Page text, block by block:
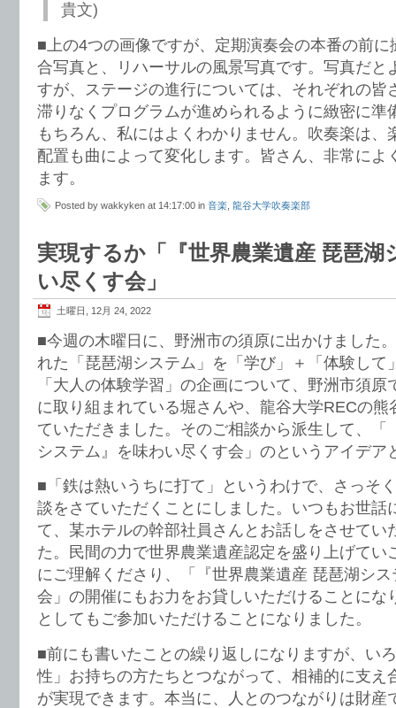
貴文)
■上の4つの画像ですが、定期演奏会の本番の前
合写真と、リハーサルの風景写真です。写真だと
すが、ステージの進行については、それぞれの皆
滞りなくプログラムが進められるように緻密に準
もちろん、私にはよくわかりません。吹奏楽は、
配置も曲によって変化します。皆さん、非常によ
ます。
Posted by wakkyken at 14:17:00 in 音楽 龍谷大学吹奏楽部
実現するか「『世界農業遺産 琵琶湖
い尽くす会」
土曜日, 12月 24, 2022
■今週の木曜日に、野洲市の須原に出かけました
れた「琵琶湖システム」を「学び」＋「体験して
「大人の体験学習」の企画について、野洲市須
に取り組まれている堀さんや、龍谷大学RECの熊
ていただきました。そのご相談から派生して、「
システム』を味わい尽くす会」のというアイデア
■「鉄は熱いうちに打て」というわけで、さっそ
談をさていただくことにしました。いつもお世話
て、某ホテルの幹部社員さんとお話しをさせてい
た。民間の力で世界農業遺産認定を盛り上げてい
にご理解くださり、「『世界農業遺産 琵琶湖シ
会」の開催にもお力をお貸しいただけることにな
としてもご参加いただけることになりました。
■前にも書いたことの繰り返しになりますが、い
性」お持ちの方たちとつながって、相補的に支え
が実現できます。本当に、人とのつながりは財産